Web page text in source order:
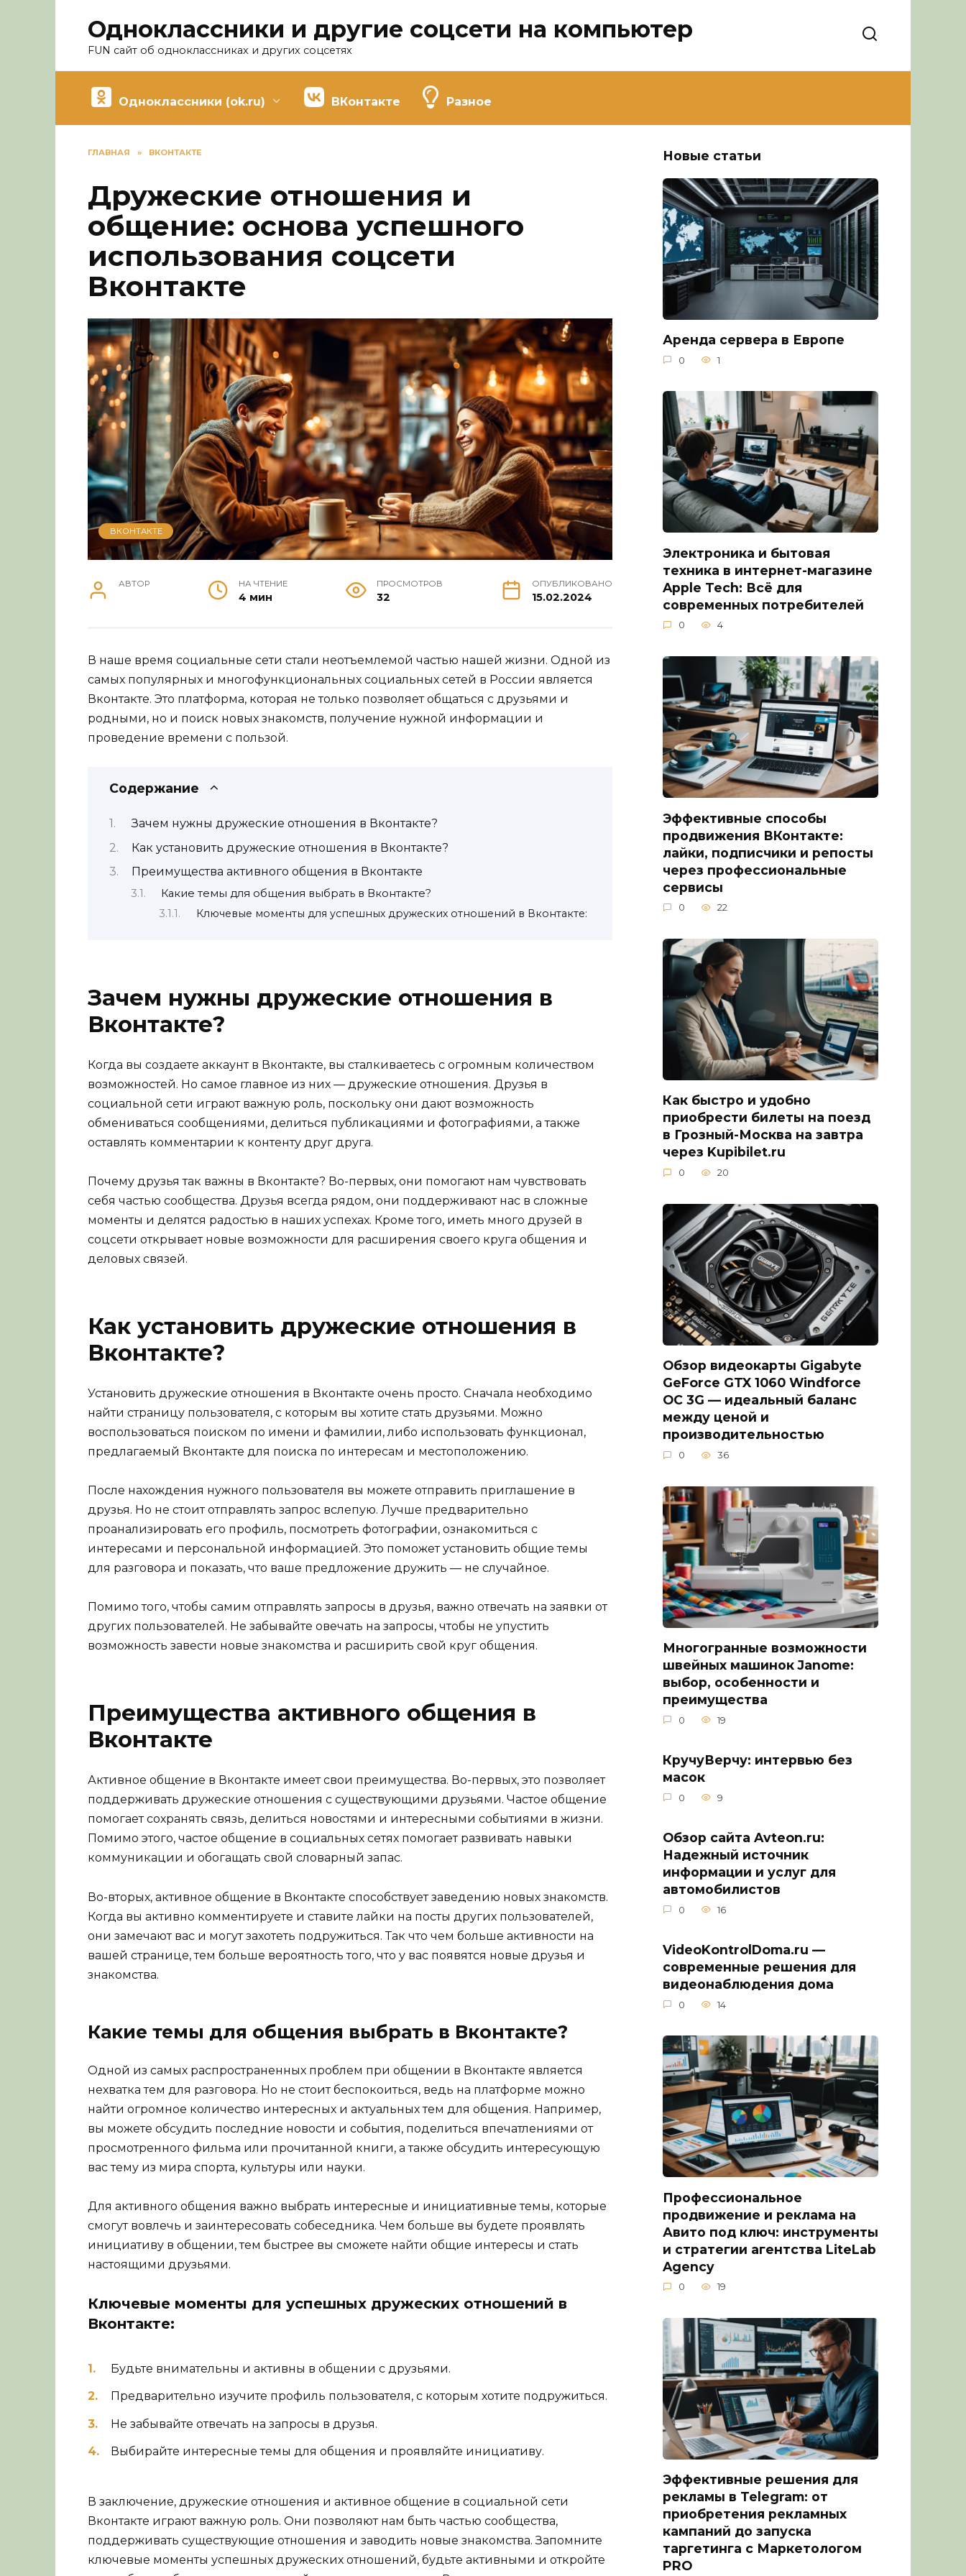
Одноклассники и другие соцсети на компьютер
FUN сайт об одноклассниках и других соцсетях
Одноклассники (ok.ru) ВКонтакте Разное
ГЛАВНАЯ » ВКОНТАКТЕ
Дружеские отношения и
общение: основа успешного
использования соцсети
Вконтакте
ВКОНТАКТЕ
АВТОР НА ЧТЕНИЕ
4 мин
ПРОСМОТРОВ
32
ОПУБЛИКОВАНО
15.02.2024
В наше время социальные сети стали неотъемлемой частью нашей жизни. Одной из
самых популярных и многофункциональных социальных сетей в России является
Вконтакте. Это платформа, которая не только позволяет общаться с друзьями и
родными, но и поиск новых знакомств, получение нужной информации и
проведение времени с пользой.
Содержание
Зачем нужны дружеские отношения в Вконтакте?
Как установить дружеские отношения в Вконтакте?
Преимущества активного общения в Вконтакте
Какие темы для общения выбрать в Вконтакте?
Ключевые моменты для успешных дружеских отношений в Вконтакте:
Зачем нужны дружеские отношения в
Вконтакте?
Когда вы создаете аккаунт в Вконтакте, вы сталкиваетесь с огромным количеством
возможностей. Но самое главное из них — дружеские отношения. Друзья в
социальной сети играют важную роль, поскольку они дают возможность
обмениваться сообщениями, делиться публикациями и фотографиями, а также
оставлять комментарии к контенту друг друга.
Почему друзья так важны в Вконтакте? Во-первых, они помогают нам чувствовать
себя частью сообщества. Друзья всегда рядом, они поддерживают нас в сложные
моменты и делятся радостью в наших успехах. Кроме того, иметь много друзей в
соцсети открывает новые возможности для расширения своего круга общения и
деловых связей.
Как установить дружеские отношения в
Вконтакте?
Установить дружеские отношения в Вконтакте очень просто. Сначала необходимо
найти страницу пользователя, с которым вы хотите стать друзьями. Можно
воспользоваться поиском по имени и фамилии, либо использовать функционал,
предлагаемый Вконтакте для поиска по интересам и местоположению.
После нахождения нужного пользователя вы можете отправить приглашение в
друзья. Но не стоит отправлять запрос вслепую. Лучше предварительно
проанализировать его профиль, посмотреть фотографии, ознакомиться с
интересами и персональной информацией. Это поможет установить общие темы
для разговора и показать, что ваше предложение дружить — не случайное.
Помимо того, чтобы самим отправлять запросы в друзья, важно отвечать на заявки от
других пользователей. Не забывайте овечать на запросы, чтобы не упустить
возможность завести новые знакомства и расширить свой круг общения.
Преимущества активного общения в
Вконтакте
Активное общение в Вконтакте имеет свои преимущества. Во-первых, это позволяет
поддерживать дружеские отношения с существующими друзьями. Частое общение
помогает сохранять связь, делиться новостями и интересными событиями в жизни.
Помимо этого, частое общение в социальных сетях помогает развивать навыки
коммуникации и обогащать свой словарный запас.
Во-вторых, активное общение в Вконтакте способствует заведению новых знакомств.
Когда вы активно комментируете и ставите лайки на посты других пользователей,
они замечают вас и могут захотеть подружиться. Так что чем больше активности на
вашей странице, тем больше вероятность того, что у вас появятся новые друзья и
знакомства.
Какие темы для общения выбрать в Вконтакте?
Одной из самых распространенных проблем при общении в Вконтакте является
нехватка тем для разговора. Но не стоит беспокоиться, ведь на платформе можно
найти огромное количество интересных и актуальных тем для общения. Например,
вы можете обсудить последние новости и события, поделиться впечатлениями от
просмотренного фильма или прочитанной книги, а также обсудить интересующую
вас тему из мира спорта, культуры или науки.
Для активного общения важно выбрать интересные и инициативные темы, которые
смогут вовлечь и заинтересовать собеседника. Чем больше вы будете проявлять
инициативу в общении, тем быстрее вы сможете найти общие интересы и стать
настоящими друзьями.
Ключевые моменты для успешных дружеских отношений в
Вконтакте:
Будьте внимательны и активны в общении с друзьями.
Предварительно изучите профиль пользователя, с которым хотите подружиться.
Не забывайте отвечать на запросы в друзья.
Выбирайте интересные темы для общения и проявляйте инициативу.
В заключение, дружеские отношения и активное общение в социальной сети
Вконтакте играют важную роль. Они позволяют нам быть частью сообщества,
поддерживать существующие отношения и заводить новые знакомства. Запомните
ключевые моменты успешных дружеских отношений, будьте активными и откройте
Новые статьи
Аренда сервера в Европе
0 1
Электроника и бытовая
техника в интернет-магазине
Apple Tech: Всё для
современных потребителей
0 4
Эффективные способы
продвижения ВКонтакте:
лайки, подписчики и репосты
через профессиональные
сервисы
0 22
Как быстро и удобно
приобрести билеты на поезд
в Грозный-Москва на завтра
через Kupibilet.ru
0 20
Обзор видеокарты Gigabyte
GeForce GTX 1060 Windforce
OC 3G — идеальный баланс
между ценой и
производительностью
0 36
Многогранные возможности
швейных машинок Janome:
выбор, особенности и
преимущества
0 19
КручуВерчу: интервью без
масок
0 9
Обзор сайта Avteon.ru:
Надежный источник
информации и услуг для
автомобилистов
0 16
VideoKontrolDoma.ru —
современные решения для
видеонаблюдения дома
0 14
Профессиональное
продвижение и реклама на
Авито под ключ: инструменты
и стратегии агентства LiteLab
Agency
0 19
Эффективные решения для
рекламы в Telegram: от
приобретения рекламных
кампаний до запуска
таргетинга с Маркетологом
PRO